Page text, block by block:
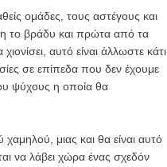
ομάδες, τους αστέγους και
το βράδυ και πρώτα από τα
αυτό είναι άλλωστε κάτι
σε επίπεδα που δεν έχουμε
ψύχους η οποία θα
μιας και θα είναι αυτό
να λάβει χώρα ένας σχεδόν